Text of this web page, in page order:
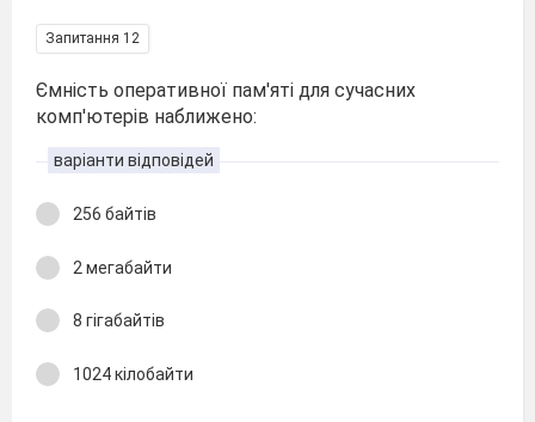
Запитання 12
Ємність оперативної пам'яті для сучасних
комп'ютерів наближено:
варіанти відповідей
256 байтів
2 мегабайти
8 гігабайтів
1024 кілобайти